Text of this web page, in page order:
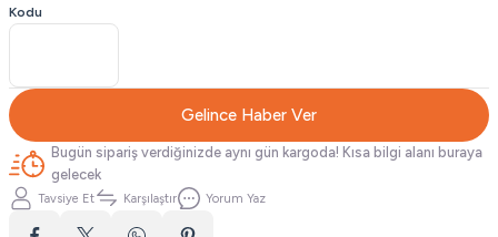
Kodu
Gelince Haber Ver
Bugün sipariş verdiğinizde aynı gün kargoda! Kısa bilgi alanı buraya
gelecek
Tavsiye Et Karşılaştır Yorum Yaz